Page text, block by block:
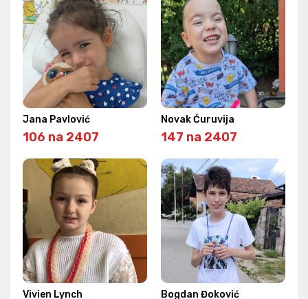
Jana Pavlović
106 na 2407
Novak Ćuruvija
147 na 2407
Vivien Lynch Bogdan Đoković